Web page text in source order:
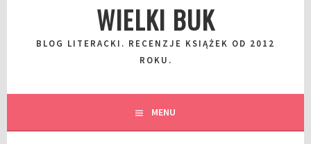
WIELKI BUK
BLOG LITERACKI. RECENZJE KSIĄŻEK OD 2012
ROKU.
MENU